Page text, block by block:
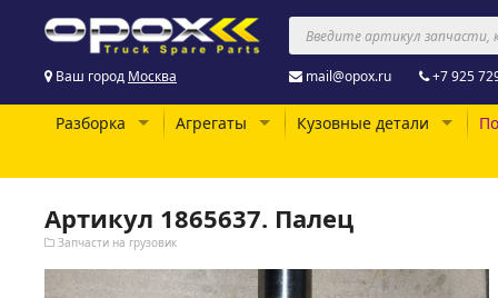
Ваш город Москва mail@opox.ru +7 925
Разборка Агрегаты Кузовные детали
Артикул 1865637. Палец
Запчасти на грузовик